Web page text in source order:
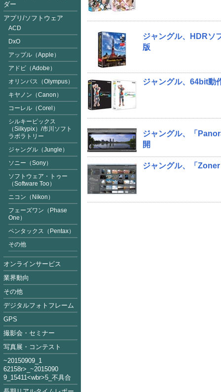
ジャングル、HDRソ
版
ジャングル、64bit動
ジャングル、「
開
ジャングル、「
ダー
アプリ/ソフトウェア
ACD
DxO
アップル（Apple）
アドビ（Adobe）
オリンパス（Olympus）
キヤノン（Canon）
コーレル（Corel）
シルキーピックス
（Silkypix）/市川ソフト
ラボラトリー
ジャングル（Jungle）
ソニー（Sony）
ソフトウェア・トゥー
（Software Too）
ニコン（Nikon）
フェーズワン（Phase
One）
ペンタックス（Pentax）
その他
オンラインサービス
業界動向
その他
デジタルフォトフレーム
GPS
撮影会・セミナー
写真展・コンテスト
~20150909_1
62158r>_~2015090
9_15411<wbr>5_不具合